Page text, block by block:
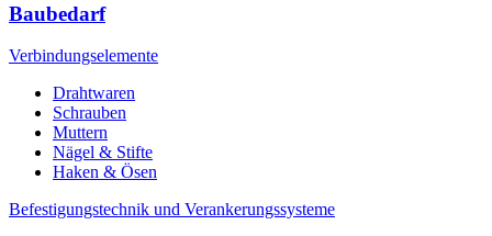
Baubedarf
Verbindungselemente
Drahtwaren
Schrauben
Muttern
Nägel & Stifte
Haken & Ösen
Befestigungstechnik und Verankerungssysteme